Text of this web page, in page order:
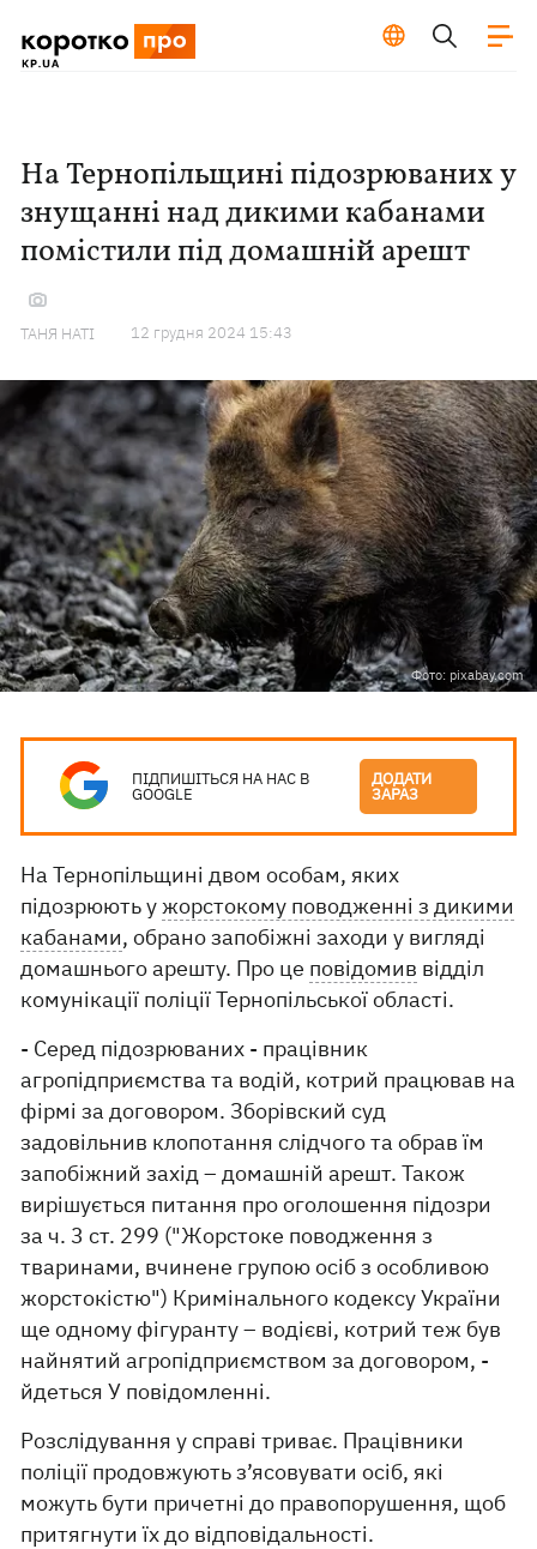
На Тернопільщині підозрюваних у
знущанні над дикими кабанами
помістили під домашній арешт
ТАНЯ НАТІ 12 грудня 2024 15:43
Фото: pixabay.com
ПІДПИШІТЬСЯ НА НАС В
GOOGLE
ДОДАТИ
ЗАРАЗ
На Тернопільщині двом особам, яких
підозрюють ужорстокому поводженні з дикими
кабанами, обрано запобіжні заходи у вигляді
домашнього арешту. Про це повідомив відділ
комунікації поліції Тернопільської області.
- Серед підозрюваних - працівник
агропідприємства та водій, котрий працював на
фірмі за договором. Зборівский суд
задовільнив клопотання слідчого та обрав їм
запобіжний захід – домашній арешт. Також
вирішується питання про оголошення підозри
за ч. 3 ст. 299 ("Жорстоке поводження з
тваринами, вчинене групою осіб з особливою
жорстокістю") Кримінального кодексу України
ще одному фігуранту – водієві, котрий теж був
найнятий агропідприємством за договором, -
йдеться У повідомленні.
Розслідування у справі триває. Працівники
поліції продовжують з’ясовувати осіб, які
можуть бути причетні до правопорушення, щоб
притягнути їх до відповідальності.